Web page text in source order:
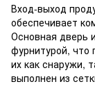
Вход-выход
обеспечивает
Основная дверь
фурнитурой, что
их как снаружи,
выполнен из